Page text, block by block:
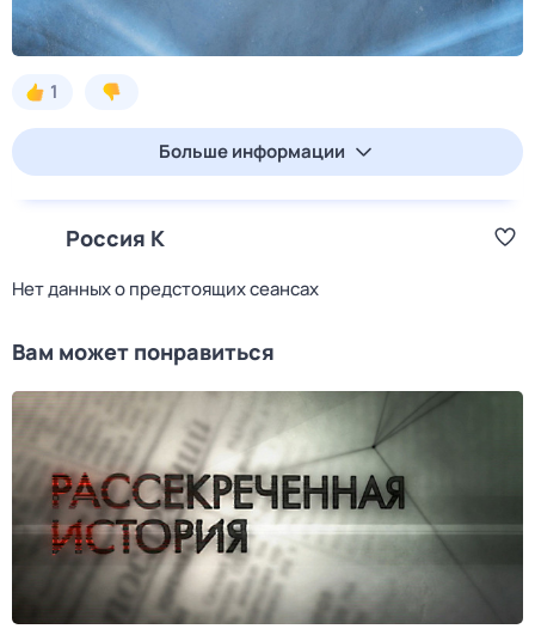
1
Больше информации
Россия К
Нет данных о предстоящих сеансах
Вам может понравиться